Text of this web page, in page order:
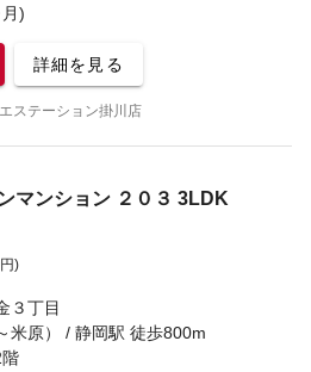
)
詳細を見る
ステーション掛川店
マンション ２０３ 3LDK
)
３丁目
米原） / 静岡駅 徒歩800m